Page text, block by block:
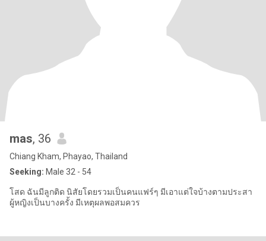
mas, 36
Chiang Kham, Phayao, Thailand
Seeking: Male 32 - 54
โสด ฉันมีลูกติด นิสัยโดยรวมเป็นคนแฟร์ๆ มีเอาแต่ใจบ้างตามประสา
ผู้หญิงเป็นบางครั้ง มีเหตุผลพอสมควร